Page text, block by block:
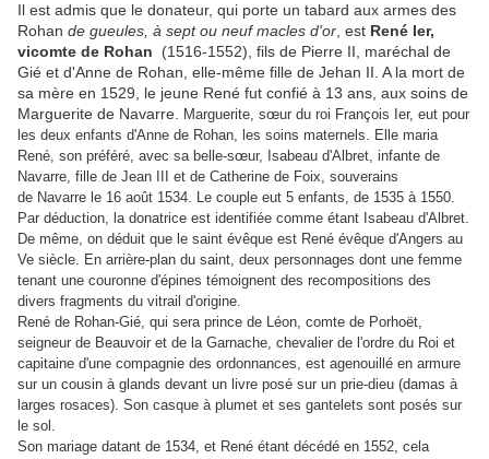
Il est admis que le donateur, qui porte un tabard aux armes des
Rohan de gueules, à sept ou neuf macles d'or , est René Ier,
vicomte de Rohan (1516-1552), fils de Pierre II, maréchal de
Gié et d'Anne de Rohan, elle-même fille de Jehan II. A la mort de
sa mère en 1529, le jeune René fut confié à 13 ans, aux soins de
Marguerite de Navarre.
Marguerite, sœur du roi François Ier, eut pour
les deux enfants d'Anne de Rohan, les soins maternels. Elle maria
René, son préféré, avec sa belle-sœur, Isabeau d'Albret, infante de
Navarre, fille de Jean III et de Catherine de Foix, souverains
de Navarre le 16 août 1534. Le couple eut 5 enfants, de 1535 à 1550.
Par déduction, la donatrice est identifiée comme étant Isabeau d'Albret.
De même, on déduit que le saint évêque est René évêque d'Angers au
Ve siècle. En arrière-plan du saint, deux personnages dont une femme
tenant une couronne d'épines témoignent des recompositions des
divers fragments du vitrail d'origine.
René de Rohan-Gié, qui sera prince de Léon, comte de Porhoët,
seigneur de Beauvoir et de la Garnache, chevalier de l'ordre du Roi et
capitaine d'une compagnie des ordonnances, est agenouillé en armure
sur un cousin à glands devant un livre posé sur un prie-dieu (damas à
larges rosaces). Son casque à plumet et ses gantelets sont posés sur
le sol.
Son mariage datant de 1534, et René étant décédé en 1552, cela